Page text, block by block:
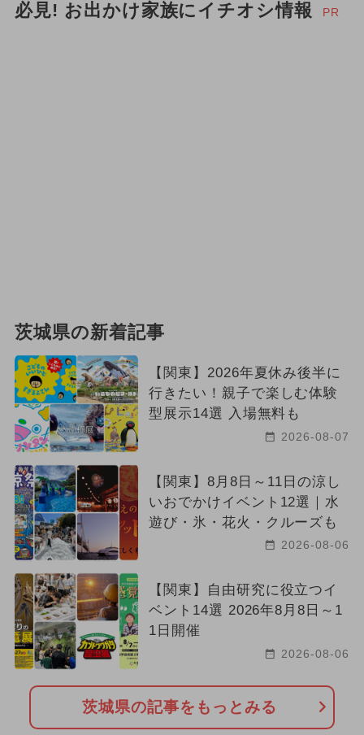
必見! お出かけ家族にイチオシ情報 PR
茨城県の新着記事
【関東】2026年夏休み後半に
行きたい！親子で楽しむ体験
型展示14選 入場無料も
2026-08-07
【関東】8月8日～11日の涼し
いおでかけイベント12選｜水
遊び・氷・花火・クルーズも
2026-08-06
【関東】自由研究に役立つイ
ベント14選 2026年8月8日～1
1日開催
2026-08-06
茨城県の記事をもっとみる